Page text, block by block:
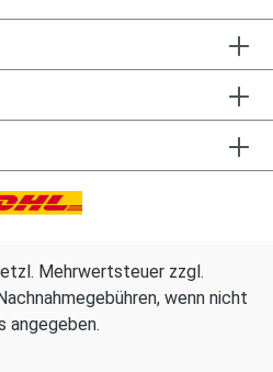
Mehrwertsteuer zzgl.
wenn nicht
angegeben.